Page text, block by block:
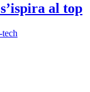
al top